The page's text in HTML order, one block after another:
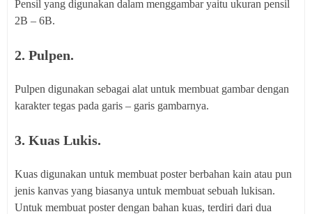
Pensil yang digunakan dalam menggambar yaitu ukuran pensil
2B – 6B.
2. Pulpen.
Pulpen digunakan sebagai alat untuk membuat gambar dengan
karakter tegas pada garis – garis gambarnya.
3. Kuas Lukis.
Kuas digunakan untuk membuat poster berbahan kain atau pun
jenis kanvas yang biasanya untuk membuat sebuah lukisan.
Untuk membuat poster dengan bahan kuas, terdiri dari dua